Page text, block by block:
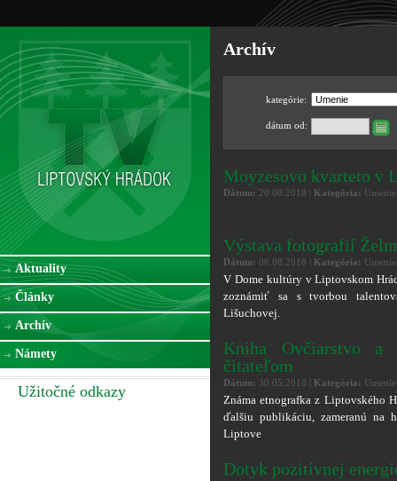
Aktuality
Články
Archív
Námety
Užitočné odkazy
Archív
kategórie:
dátum od:
Moyzesovo kvarteto v
Dátum: 20.08.2018 | Kategória:
Výstava fotografií
Dátum: 06.08.2018 | Kategória:
V Dome kultúry v Liptovskom
zoznámiť sa s tvorbou
Lišuchovej.
Kniha Ovčiarstvo a
čitateľom
Dátum: 30.05.2018 | Kategória:
Známa etnografka z Liptovského
ďalšiu publikáciu, zameranú na
Liptove
Dotyk pozitívnej